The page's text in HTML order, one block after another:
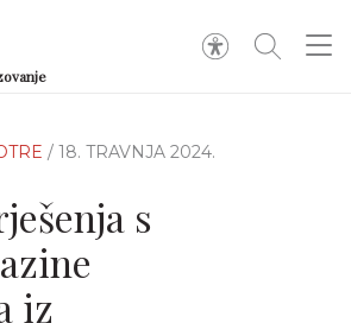
/ 18. TRAVNJA 2024.
s
iz